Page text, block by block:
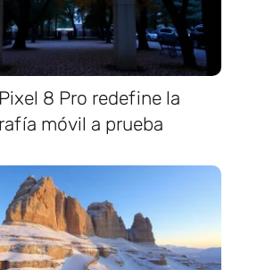
8 Pro redefine la
móvil a prueba